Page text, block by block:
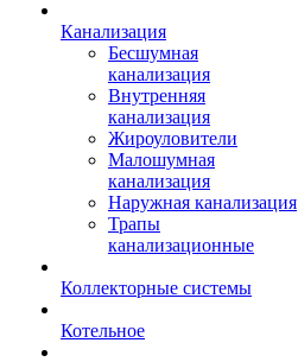
Канализация
Бесшумная
канализация
Внутренняя
канализация
Жироуловители
Малошумная
канализация
Наружная канализация
Трапы
канализационные
Коллекторные системы
Котельное